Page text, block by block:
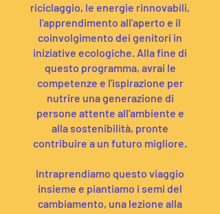
riciclaggio, le energie rinnovabili,
l'apprendimento all'aperto e il
coinvolgimento dei genitori in
iniziative ecologiche. Alla fine di
questo programma, avrai le
competenze e l'ispirazione per
nutrire una generazione di
persone attente all'ambiente e
alla sostenibilità, pronte
contribuire a un futuro migliore.
Intraprendiamo questo viaggio
insieme e piantiamo i semi del
cambiamento, una lezione alla